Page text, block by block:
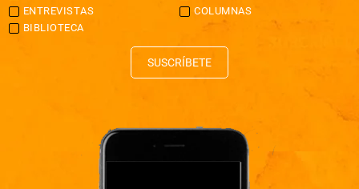
ENTREVISTAS
COLUMNAS
BIBLIOTECA
SUSCRÍBETE